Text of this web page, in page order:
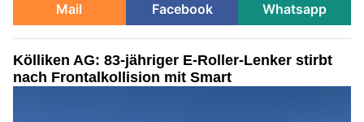
Mail
Facebook Whatsapp
Kölliken AG: 83-jähriger E-Roller-Lenker stirbt
nach Frontalkollision mit Smart